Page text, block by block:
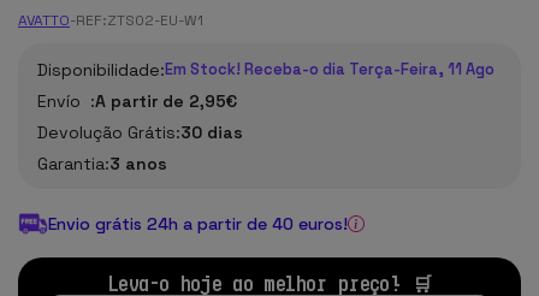
AVATTO-REF:ZTS02-EU-W1
Disponibilidade:Em Stock! Receba-o dia Terça-Feira, 11 Ago
Envío :A partir de 2,95€
Devolução Grátis:30 dias
Garantia:3 anos
Envio grátis 24h a partir de 40 euros!
Leva-o hoje ao melhor preço! 🛒